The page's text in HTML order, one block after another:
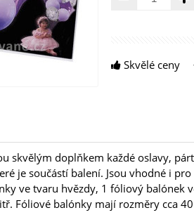
Skvělé ceny
skvělým doplňkem každé oslavy,
je součástí balení. Jsou vhodné i
ve tvaru hvězdy, 1 fóliový balónek
Fóliové balónky mají rozměry cca